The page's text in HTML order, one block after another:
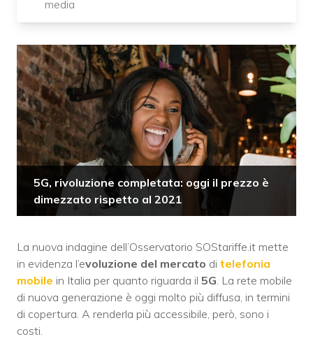
media
5G, rivoluzione completata: oggi il prezzo è
dimezzato rispetto al 2021
La nuova indagine dell’Osservatorio SOStariffe.it mette
in evidenza l’evoluzione del mercato di telefonia
mobile in Italia per quanto riguarda il 5G. La rete mobile
di nuova generazione è oggi molto più diffusa, in termini
di copertura. A renderla più accessibile, però, sono i
costi.